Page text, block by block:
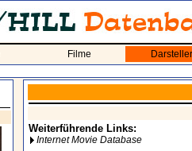
Filme Darsteller
Weiterführende Links:
Internet Movie Database